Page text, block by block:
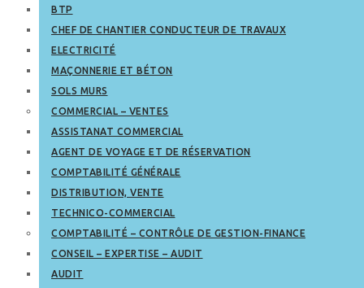
BTP
CHEF DE CHANTIER CONDUCTEUR DE TRAVAUX
ELECTRICITÉ
MAÇONNERIE ET BÉTON
SOLS MURS
COMMERCIAL – VENTES
ASSISTANAT COMMERCIAL
AGENT DE VOYAGE ET DE RÉSERVATION
COMPTABILITÉ GÉNÉRALE
DISTRIBUTION, VENTE
TECHNICO-COMMERCIAL
COMPTABILITÉ – CONTRÔLE DE GESTION-FINANCE
CONSEIL – EXPERTISE – AUDIT
AUDIT